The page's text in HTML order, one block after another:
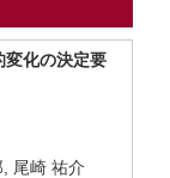
変化の決定要
尾崎 祐介